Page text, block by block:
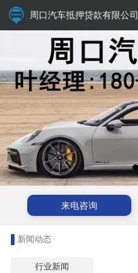
周口汽车抵押贷款有限公司
来电咨询
新闻动态
行业新闻